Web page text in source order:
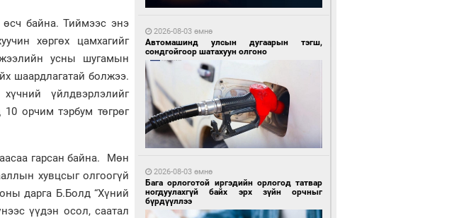
байна. Тиймээс энэ
хөргөх цамхагийг
усны шугамын
шаардлагатай болжээ.
үйлдвэрлэлийг
орчим тэрбум төгрөг
гарсан байна. Мөн
хувцсыг олгоогүй
дарга Б.Болд “Хүний
үүдэн осол, саатал
тамирчдад амжилт хүслээ
14 цагийн өмнө өмнө
Согтуугаар тээврийн хэрэгсэл жолоодсон
95 зөрчил бүртгэгдлээ
2026-08-03 өмнө
Автомашинд улсын дугаарын тэгш,
сондгойгоор шатахуун олгоно
2026-08-03 өмнө
Бага орлоготой иргэдийн орлогод татвар
ногдуулахгүй байх эрх зүйн орчныг
бүрдүүллээ